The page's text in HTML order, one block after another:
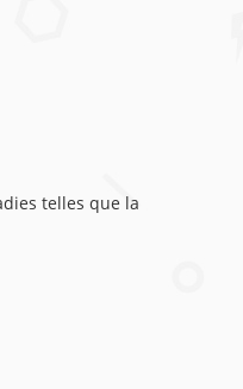
telles que la